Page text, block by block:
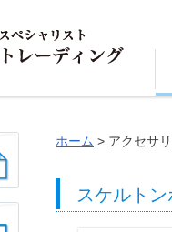
ホーム アクセサ
スケルト